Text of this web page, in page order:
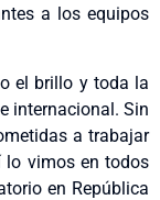
a los equipos
el brillo y toda la
internacional. Sin
a trabajar
lo vimos en todos
en República